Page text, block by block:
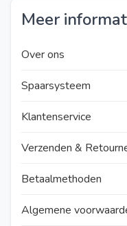
Meer
Over ons
Spaarsysteem
Klantenservice
Verzenden &
Betaalmethoden
Algemene